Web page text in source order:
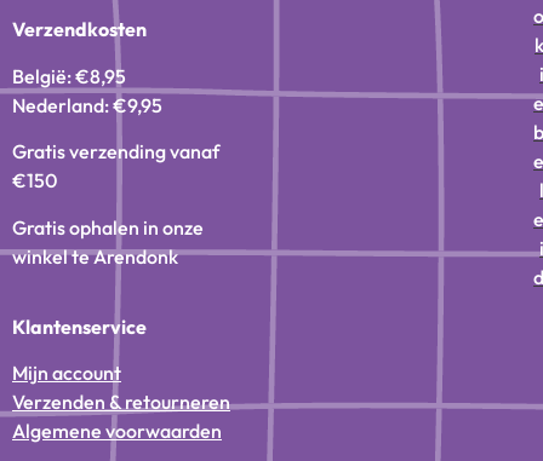
Verzendkosten
België: €8,95
Nederland: €9,95
Gratis verzending vanaf
€150
Gratis ophalen in onze
winkel te Arendonk
Klantenservice
Mijn account
Verzenden & retourneren
Algemene voorwaarden
o
k
i
e
b
e
l
e
i
d